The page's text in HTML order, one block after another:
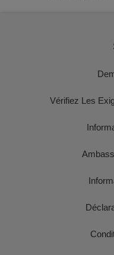
Vérifiez Les